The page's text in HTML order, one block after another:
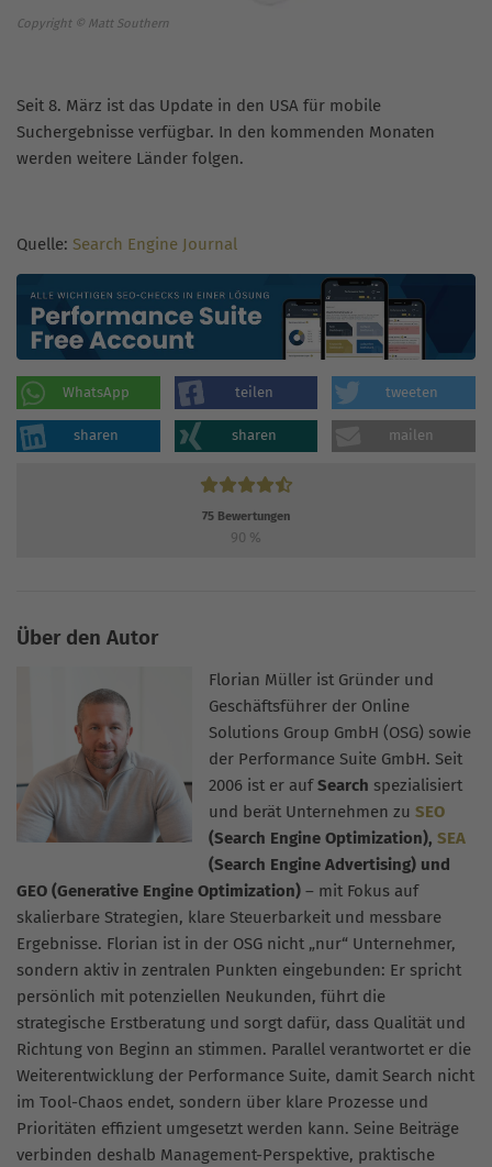
Copyright © Matt Southern
Seit 8. März ist das Update in den USA für mobile
Suchergebnisse verfügbar. In den kommenden Monaten
werden weitere Länder folgen.
Quelle: Search Engine Journal
WhatsApp teilen tweeten
sharen sharen mailen
75 Bewertungen
90 %
Über den Autor
Florian Müller ist Gründer und
Geschäftsführer der Online
Solutions Group GmbH (OSG) sowie
der Performance Suite GmbH. Seit
2006 ist er aufSearch spezialisiert
und berät Unternehmen zu SEO
(Search Engine Optimization), SEA
(Search Engine Advertising) und
GEO (Generative Engine Optimization) – mit Fokus auf
skalierbare Strategien, klare Steuerbarkeit und messbare
Ergebnisse. Florian ist in der OSG nicht „nur“ Unternehmer,
sondern aktiv in zentralen Punkten eingebunden: Er spricht
persönlich mit potenziellen Neukunden, führt die
strategische Erstberatung und sorgt dafür, dass Qualität und
Richtung von Beginn an stimmen. Parallel verantwortet er die
Weiterentwicklung der Performance Suite, damit Search nicht
im Tool-Chaos endet, sondern über klare Prozesse und
Prioritäten effizient umgesetzt werden kann. Seine Beiträge
verbinden deshalb Management-Perspektive, praktische